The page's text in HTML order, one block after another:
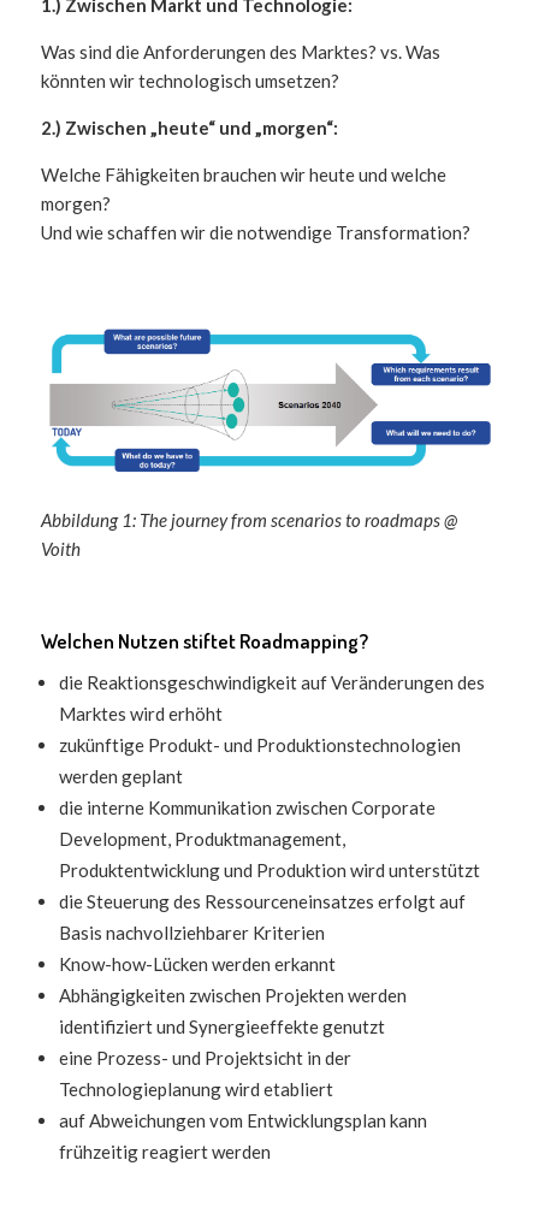
1.) Zwischen Markt und Technologie:
Was sind die Anforderungen des Marktes? vs. Was
könnten wir technologisch umsetzen?
2.) Zwischen „heute“ und „morgen“:
Welche Fähigkeiten brauchen wir heute und welche
morgen?
Und wie schaffen wir die notwendige Transformation?
Abbildung 1: The journey from scenarios to roadmaps @
Voith
Welchen Nutzen stiftet Roadmapping?
die Reaktionsgeschwindigkeit auf Veränderungen des
Marktes wird erhöht
zukünftige Produkt- und Produktionstechnologien
werden geplant
die interne Kommunikation zwischen Corporate
Development, Produktmanagement,
Produktentwicklung und Produktion wird unterstützt
die Steuerung des Ressourceneinsatzes erfolgt auf
Basis nachvollziehbarer Kriterien
Know-how-Lücken werden erkannt
Abhängigkeiten zwischen Projekten werden
identifiziert und Synergieeffekte genutzt
eine Prozess- und Projektsicht in der
Technologieplanung wird etabliert
auf Abweichungen vom Entwicklungsplan kann
frühzeitig reagiert werden